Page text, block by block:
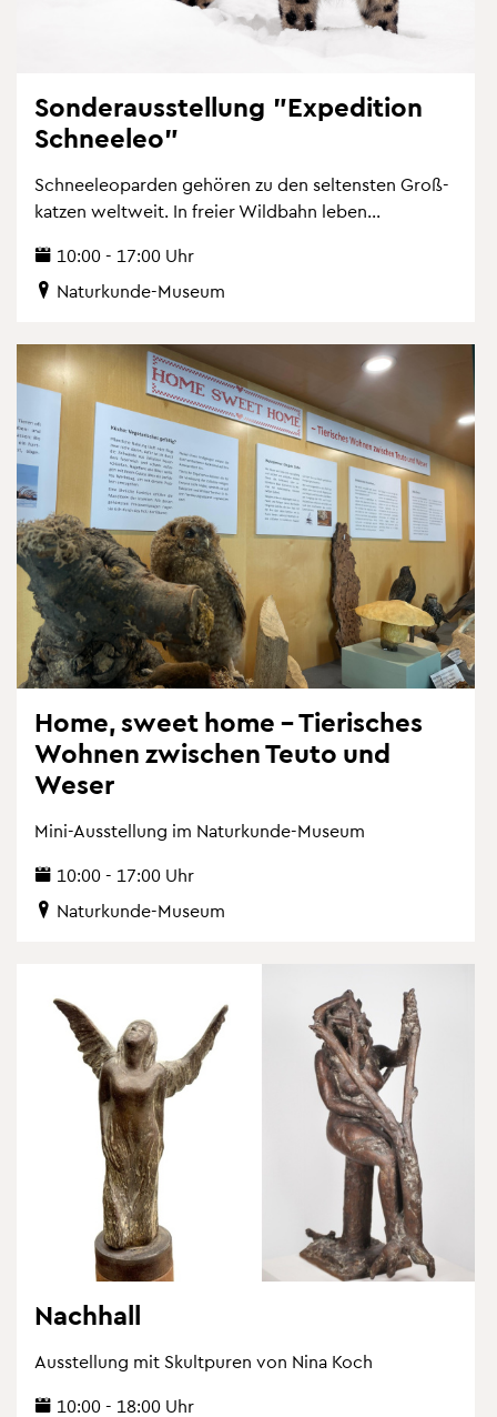
Son­der­aus­stel­lung "Ex­pe­di­ti­on
Schnee­leo"
Schnee­leo­par­den ge­hö­ren zu den sel­tens­ten Gro­ß­
kat­zen welt­weit. In frei­er Wild­bahn leben...
10:00 - 17:00 Uhr
Na­tur­kun­de-Mu­se­um
Home, sweet home – Tie­ri­sches
Woh­nen zwi­schen Teuto und
Weser
Mini-Aus­stel­lung im Na­tur­kun­de-Mu­se­um
10:00 - 17:00 Uhr
Na­tur­kun­de-Mu­se­um
Nach­hall
Aus­stel­lung mit Skultpu­ren von Nina Koch
10:00 - 18:00 Uhr